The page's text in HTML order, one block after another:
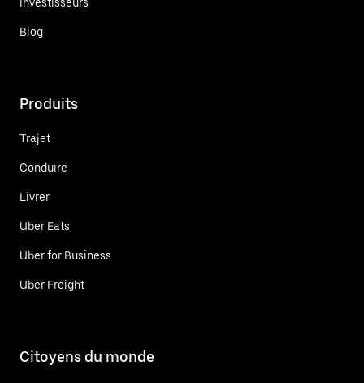
Blog
Produits
Trajet
Conduire
Livrer
Uber Eats
Uber for Business
Uber Freight
Citoyens du monde